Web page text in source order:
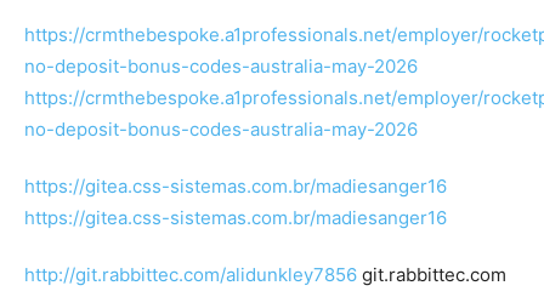
https://crmthebespoke.a1professionals.net/employer/
no-deposit-bonus-codes-australia-may-2026
https://crmthebespoke.a1professionals.net/employer/
no-deposit-bonus-codes-australia-may-2026
https://gitea.css-sistemas.com.br/madiesanger16
https://gitea.css-sistemas.com.br/madiesanger16
http://git.rabbittec.com/alidunkley7856 git.rabbittec.com